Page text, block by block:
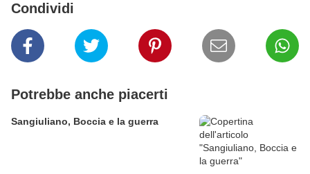
Condividi
Potrebbe anche piacerti
Sangiuliano, Boccia e la guerra